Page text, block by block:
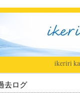
ikeriri|
去ログ